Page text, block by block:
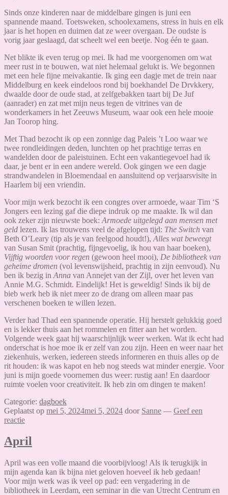
Sinds onze kinderen naar de middelbare gingen is juni een
spannende maand. Toetsweken, schoolexamens, stress in huis en elk
jaar is het hopen en duimen dat ze weer overgaan. De oudste is
vorig jaar geslaagd, dat scheelt wel een beetje. Nog één te gaan.
Net blikte ik even terug op mei. Ik had me voorgenomen om wat
meer rust in te bouwen, wat niet helemaal gelukt is. We begonnen
met een hele fijne meivakantie. Ik ging een dagje met de trein naar
Middelburg en keek eindeloos rond bij boekhandel De Drvkkery,
dwaalde door de oude stad, at zelfgebakken taart bij De Juf
(aanrader) en zat met mijn neus tegen de vitrines van de
wonderkamers in het Zeeuws Museum, waar ook een hele mooie
Jan Toorop hing.
Met Thad bezocht ik op een zonnige dag Paleis ’t Loo waar we
twee rondleidingen deden, lunchten op het prachtige terras en
wandelden door de paleistuinen. Echt een vakantiegevoel had ik
daar, je bent er in een andere wereld. Ook gingen we een dagje
strandwandelen in Bloemendaal en aansluitend op verjaarsvisite in
Haarlem bij een vriendin.
Voor mijn werk bezocht ik een congres over armoede, waar Tim ‘S
Jongers een lezing gaf die diepe indruk op me maakte. Ik wil dan
ook zeker zijn nieuwste boek: Armoede uitgelegd aan mensen met
geld lezen. Ik las trouwens veel de afgelopen tijd: The Switch van
Beth O’Leary (tip als je van feelgood houdt!), Alles wat beweegt
van Susan Smit (prachtig, fijngevoelig, ik hou van haar boeken),
Vijftig woorden voor regen (gewoon heel mooi), De bibliotheek van
geheime dromen (vol levenswijsheid, prachtig in zijn eenvoud). Nu
ben ik bezig in Anna van Annejet van der Zijl, over het leven van
Annie M.G. Schmidt. Eindelijk! Het is geweldig! Sinds ik bij de
bieb werk heb ik niet meer zo de drang om alleen maar pas
verschenen boeken te willen lezen.
Verder had Thad een spannende operatie. Hij herstelt gelukkig goed
en is lekker thuis aan het rommelen en fitter aan het worden.
Volgende week gaat hij waarschijnlijk weer werken. Wat ik echt had
onderschat is hoe moe ik er zelf van zou zijn. Heen en weer naar het
ziekenhuis, werken, iedereen steeds informeren en thuis alles op de
rit houden: ik was kapot en heb nog steeds wat minder energie. Voor
juni is mijn goede voornemen dus weer: rustig aan! En daardoor
ruimte voelen voor creativiteit. Ik heb zin om dingen te maken!
Categorie: dagboek
Geplaatst op mei 5, 2024mei 5, 2024 door Sanne — Geef een
reactie
April
April was een volle maand die voorbijvloog! Als ik terugkijk in
mijn agenda kan ik bijna niet geloven hoeveel ik heb gedaan!
Voor mijn werk was ik veel op pad: een vergadering in de
bibliotheek in Leerdam, een seminar in die van Utrecht Centrum en